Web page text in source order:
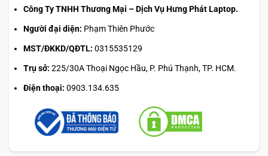
Công Ty TNHH Thương Mại – Dịch Vụ Hưng Phát Laptop.
Người đại diện: Phạm Thiên Phước
MST/ĐKKD/QĐTL: 0315535129
Trụ sở: 225/30A Thoại Ngọc Hầu, P. Phú Thạnh, TP. HCM.
Điện thoại: 0903.134.635